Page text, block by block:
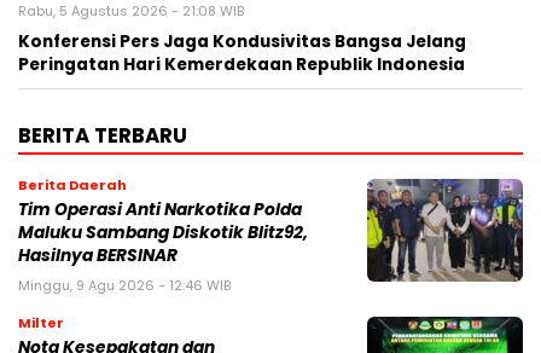
Rabu, 5 Agustus 2026 - 21:08 WIB
Konferensi Pers Jaga Kondusivitas Bangsa Jelang
Peringatan Hari Kemerdekaan Republik Indonesia
BERITA TERBARU
Berita Daerah
Tim Operasi Anti Narkotika Polda
Maluku Sambang Diskotik Blitz92,
Hasilnya BERSINAR
Minggu, 9 Agu 2026 - 12:46 WIB
Milter
Nota Kesepakatan dan